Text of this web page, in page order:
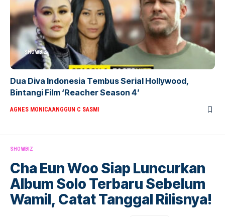
SHOWBIZ
Dua Diva Indonesia Tembus Serial Hollywood,
Bintangi Film ‘Reacher Season 4’
AGNES MONICAANGGUN C SASMI
SHOWBIZ
Cha Eun Woo Siap Luncurkan
Album Solo Terbaru Sebelum
Wamil, Catat Tanggal Rilisnya!